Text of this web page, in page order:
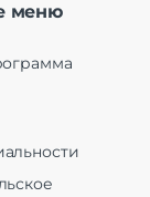
меню